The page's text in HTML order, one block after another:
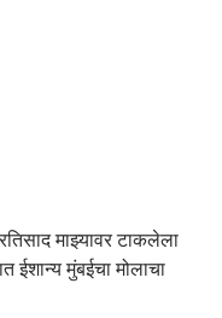
माझ्यावर टाकलेला
ईशान्य मुंबईचा मोलाचा